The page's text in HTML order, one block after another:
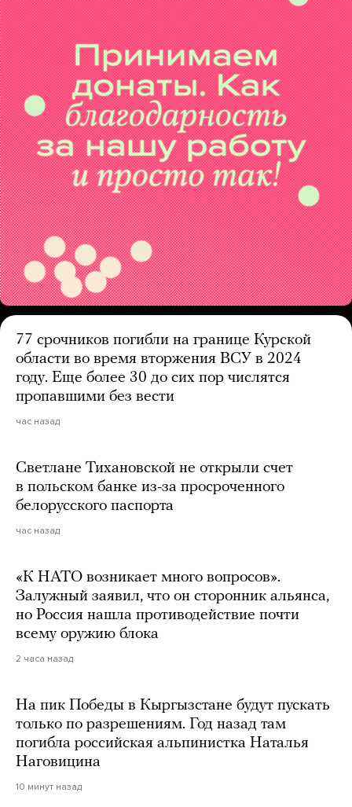
77 срочников погибли на границе Курской
области во время вторжения ВСУ в 2024
году. Еще более 30 до сих пор числятся
пропавшими без вести
час назад
Светлане Тихановской не открыли счет
в польском банке из-за просроченного
белорусского паспорта
час назад
«К НАТО возникает много вопросов».
Залужный заявил, что он сторонник альянса,
но Россия нашла противодействие почти
всему оружию блока
2 часа назад
На пик Победы в Кыргызстане будут пускать
только по разрешениям. Год назад там
погибла российская альпинистка Наталья
Наговицина
10 минут назад